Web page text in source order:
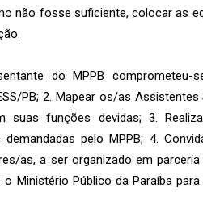
não fosse suficiente, colocar as
do MPPB comprometeu-
PB; 2. Mapear os/as Assistentes
suas funções devidas; 3.
pelo MPPB; 4.
as, a ser organizado em
Ministério Público da Paraíba